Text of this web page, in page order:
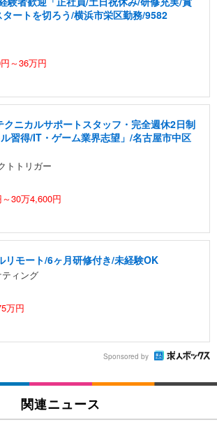
ートを切ろう/横浜市栄区勤務/9582
～36万円
クニカルサポートスタッフ・完全週休2日制
ル習得/IT・ゲーム業界志望」/名古屋市中区
トトリガー
30万4,600円
リモート/6ヶ月研修付き/未経験OK
ィング
万円
Sponsored by
関連ニュース